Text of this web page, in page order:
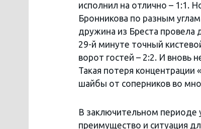
исполнил на отлично – 1:1.
Бронникова по разным
дружина из Бреста провела
29-й минуте точный
ворот гостей – 2:2. И вновь
Такая потеря
шайбы от соперников во
В заключительном периоде
преимущество и ситуация